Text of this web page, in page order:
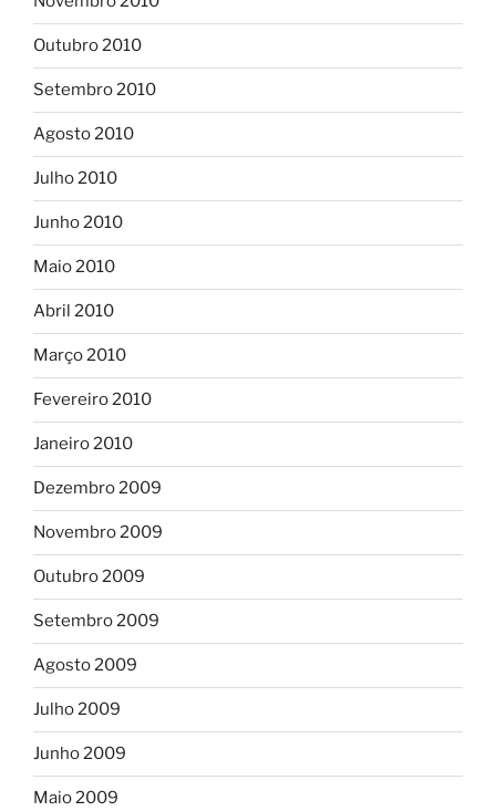
Outubro 2010
Setembro 2010
Agosto 2010
Julho 2010
Junho 2010
Maio 2010
Abril 2010
Março 2010
Fevereiro 2010
Janeiro 2010
Dezembro 2009
Novembro 2009
Outubro 2009
Setembro 2009
Agosto 2009
Julho 2009
Junho 2009
Maio 2009